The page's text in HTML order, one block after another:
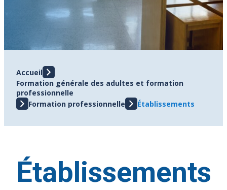
Accueil
Formation générale des adultes et formation
professionnelle
Formation professionnelle
Établissements
Établissements